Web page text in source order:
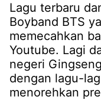
Lagu terbaru
Boyband BTS
memecahkan
Youtube. Lagi
negeri
dengan lagu-
menorehkan